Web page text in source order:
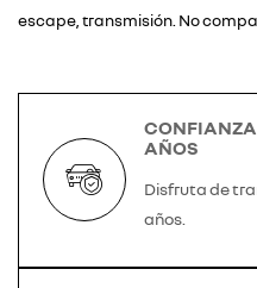
escape, transmisión. No
AÑOS
Disfruta de
años.